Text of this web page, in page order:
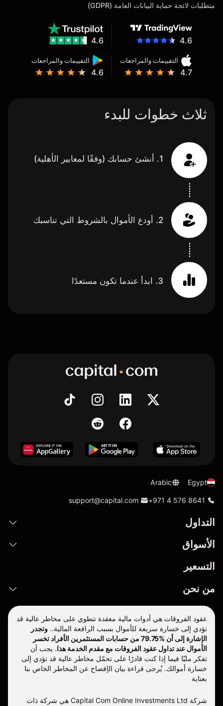
متطلبات لائحة حماية البيانات العامة (GDPR)
4.6
التقييمات والمراجعات
4.7
التقييمات والمراجعات
4.6
4.6
ثلاث خطوات للبدء
1. أنشئ حسابك (وفقًا لمعايير الأهلية)
2. أودع الأموال بالشروط التي تناسبك
3. ابدأ عندما تكون مستعدًا
Egypt
Arabic
+971 4 576 8641
support@capital.com
التداول
الأسواق
التسعير
من نحن
عقود الفروقات هي أدوات مالية معقدة تنطوي على مخاطر عالية قد
تؤدي إلى خسارة سريعة للأموال بسبب الرافعة المالية.. وتجدر
الإشارة إلى أن %79.75 من حسابات المستثمرين الأفراد تخسر
الأموال عند تداول عقود الفروقات مع مقدم الخدمة هذا. يجب أن
تفكر مليّا فيما إذا كنت قادرًا على تحمّل مخاطر عالية قد تؤدي إلى
خسارة أموالك. يُرجى قراءة بيان الإفصاح عن المخاطر الخاص بنا
بعناية
شركة Capital Com Online Investments Ltd هي شركة ذات